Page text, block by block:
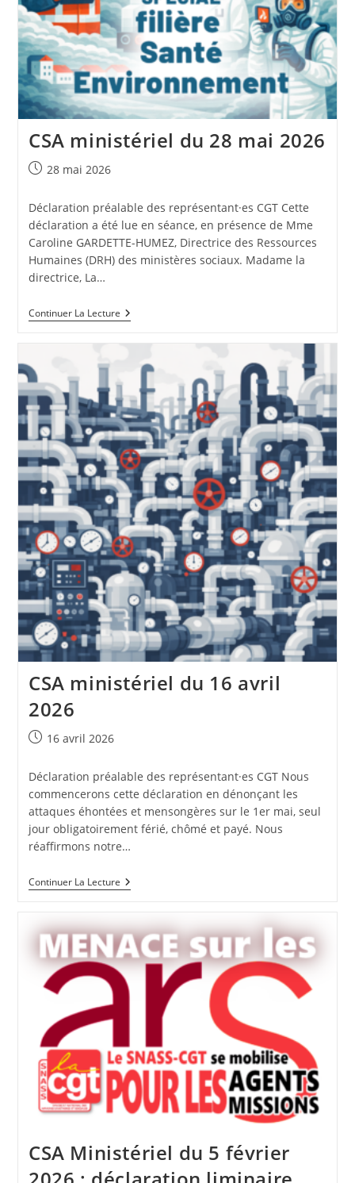
CSA ministériel du 28 mai 2026
Publication
28 mai 2026
Déclaration préalable des représentant·es CGT Cette
déclaration a été lue en séance, en présence de Mme
Caroline GARDETTE-HUMEZ, Directrice des Ressources
Humaines (DRH) des ministères sociaux. Madame la
directrice, La…
Continuer La LectureCSA
Ministériel
CSA ministériel du 16 avril
2026
Publication
16 avril 2026
Déclaration préalable des représentant·es CGT Nous
commencerons cette déclaration en dénonçant les
attaques éhontées et mensongères sur le 1er mai, seul
jour obligatoirement férié, chômé et payé. Nous
réaffirmons notre…
Continuer La LectureCSA
Ministériel
Avril
2026
CSA Ministériel du 5 février